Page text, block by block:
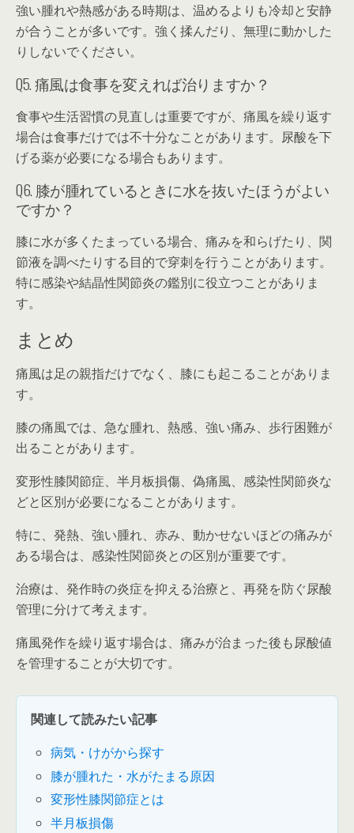
強い腫れや熱感がある時期は、温めるよりも冷却と安静
が合うことが多いです。強く揉んだり、無理に動かした
りしないでください。
Q5. 痛風は食事を変えれば治りますか？
食事や生活習慣の見直しは重要ですが、痛風を繰り返す
場合は食事だけでは不十分なことがあります。尿酸を下
げる薬が必要になる場合もあります。
Q6. 膝が腫れているときに水を抜いたほうがよい
ですか？
膝に水が多くたまっている場合、痛みを和らげたり、関
節液を調べたりする目的で穿刺を行うことがあります。
特に感染や結晶性関節炎の鑑別に役立つことがありま
す。
まとめ
痛風は足の親指だけでなく、膝にも起こることがありま
す。
膝の痛風では、急な腫れ、熱感、強い痛み、歩行困難が
出ることがあります。
変形性膝関節症、半月板損傷、偽痛風、感染性関節炎な
どと区別が必要になることがあります。
特に、発熱、強い腫れ、赤み、動かせないほどの痛みが
ある場合は、感染性関節炎との区別が重要です。
治療は、発作時の炎症を抑える治療と、再発を防ぐ尿酸
管理に分けて考えます。
痛風発作を繰り返す場合は、痛みが治まった後も尿酸値
を管理することが大切です。
関連して読みたい記事
病気・けがから探す
膝が腫れた・水がたまる原因
変形性膝関節症とは
半月板損傷